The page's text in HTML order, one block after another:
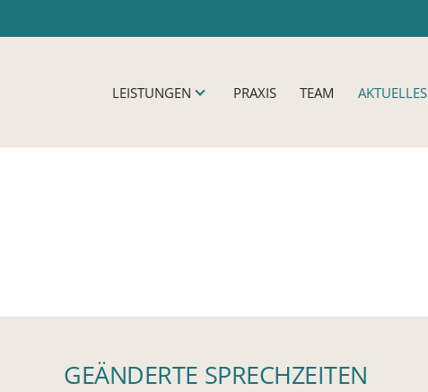
Navigation überspringenLEISTUNGEN PRAXIS TEAM AKTUELLES
GEÄNDERTE SPRECHZEITEN